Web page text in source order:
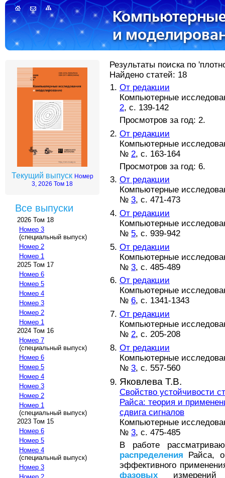
Текущий выпуск Номер
3, 2026 Том 18
Все выпуски
2026 Том 18
Номер 3
(специальный выпуск)
Номер 2
Номер 1
2025 Том 17
Номер 6
Номер 5
Номер 4
Номер 3
Номер 2
Номер 1
2024 Том 16
Номер 7
(специальный выпуск)
Номер 6
Номер 5
Номер 4
Номер 3
Номер 2
Номер 1
(специальный выпуск)
2023 Том 15
Номер 6
Номер 5
Номер 4
(специальный выпуск)
Номер 3
Результаты поиска по
Найдено статей: 18
От редакции
Компьютерные
2, с. 139-142
Просмотров за год: 2.
От редакции
Компьютерные
№ 2, с. 163-164
Просмотров за год: 6.
От редакции
Компьютерные
№ 3, с. 471-473
От редакции
Компьютерные
№ 5, с. 939-942
От редакции
Компьютерные
№ 3, с. 485-489
От редакции
Компьютерные
№ 6, с. 1341-1343
От редакции
Компьютерные
№ 2, с. 205-208
От редакции
Компьютерные
№ 3, с. 557-560
Яковлева Т.В.
Свойство устойчивости
Райса: теория и
сдвига сигналов
Компьютерные
№ 3, с. 475-485
В работе
распределения Райса,
эффективного
фазовых измерений